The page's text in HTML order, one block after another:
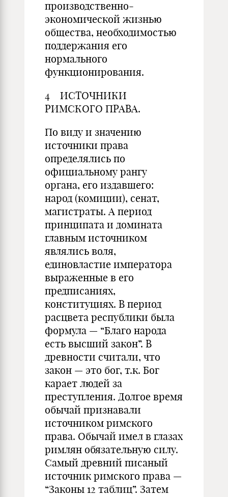
производственно-
экономической жизнью
общества, необходимостью
поддержания его
нормального
функционирования.
4 ИСТОЧНИКИ
РИМСКОГО ПРАВА.
По виду и значению
источники права
определялись по
официальному рангу
органа, его издавшего:
народ (комиции), сенат,
магистраты. А период
принципата и домината
главным источником
являлись воля,
единовластие императора
выраженные в его
предписаниях,
конституциях. В период
расцвета республики была
формула — “Благо народа
есть высший закон”. В
древности считали, что
закон — это бог, т.к. Бог
карает людей за
преступления. Долгое время
обычай признавали
источником римского
права. Обычай имел в глазах
римлян обязательную силу.
Самый древний писаный
источник римского права —
“Законы 12 таблиц”. Затем